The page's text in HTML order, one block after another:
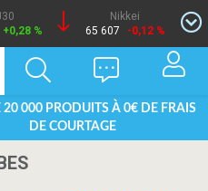
+0,28 %
Nikkei
65 607
-0,12 %
20 000 PRODUITS À 0€ DE FRAIS
DE COURTAGE